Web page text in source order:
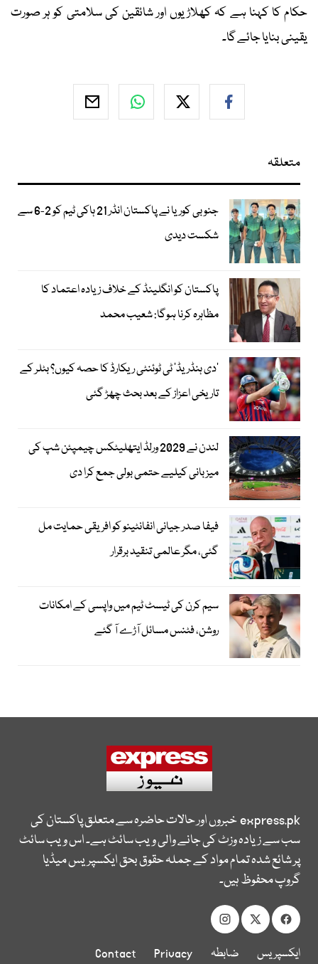
حکام کا کہنا ہے کہ کھلاڑیوں اور شائقین کی سلامتی کو ہر صورت
یقینی بنایا جائے گا۔
متعلقہ
جنوبی کوریا نے پاکستان انڈر 21 ہاکی ٹیم کو 2-6 سے
شکست دیدی
پاکستان کو انگلینڈ کے خلاف زیادہ اعتماد کا
مظاہرہ کرنا ہوگا: شعیب محمد
’دی ہنڈریڈ‘ ٹی ٹوئنٹی ریکارڈ کا حصہ کیوں؟ بٹلر کے
تاریخی اعزاز کے بعد بحث چھڑ گئی
لندن نے 2029 ورلڈ ایتھلیٹکس چیمپئن شپ کی
میزبانی کیلیے حتمی بولی جمع کرا دی
فیفا صدر جیانی انفانٹینو کو افریقی حمایت مل
گئی، مگر عالمی تنقید برقرار
سیم کرن کی ٹیسٹ ٹیم میں واپسی کے امکانات
روشن، فٹنس مسائل آڑے آ گئے
express.pkخبروں اور حالات حاضرہ سے متعلق پاکستان کی
سب سے زیادہ وزٹ کی جانے والی ویب سائٹ ہے۔ اس ویب سائٹ
پر شائع شدہ تمام مواد کے جملہ حقوق بحق ایکسپریس میڈیا
گروپ محفوظ ہیں۔
ایکسپریس
ضابطہ
Privacy
Contact